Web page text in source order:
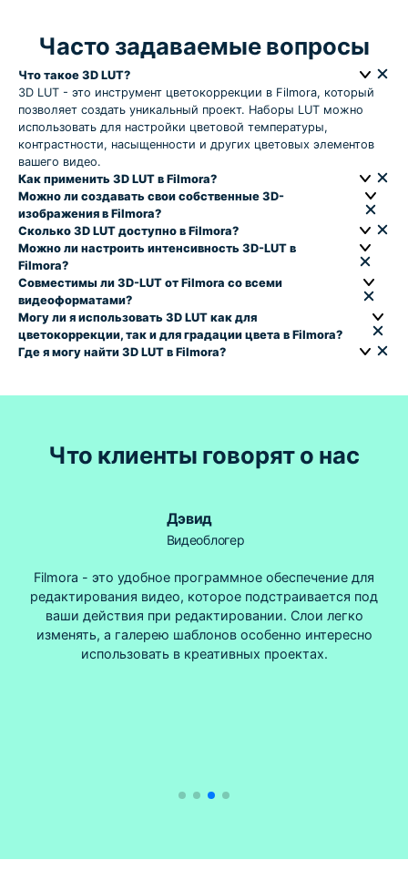
Часто задаваемые вопросы
Что такое 3D LUT?
3D LUT - это инструмент цветокоррекции в Filmora, который
позволяет создать уникальный проект. Наборы LUT можно
использовать для настройки цветовой температуры,
контрастности, насыщенности и других цветовых элементов
вашего видео.
Как применить 3D LUT в Filmora?
Можно ли создавать свои собственные 3D-
изображения в Filmora?
Сколько 3D LUT доступно в Filmora?
Можно ли настроить интенсивность 3D-LUT в
Filmora?
Совместимы ли 3D-LUT от Filmora со всеми
видеоформатами?
Могу ли я использовать 3D LUT как для
цветокоррекции, так и для градации цвета в Filmora?
Где я могу найти 3D LUT в Filmora?
Что клиенты говорят о нас
Дэвид
Видеоблогер
Filmora - это удобное программное обеспечение для
редактирования видео, которое подстраивается под
ваши действия при редактировании. Слои легко
изменять, а галерею шаблонов особенно интересно
использовать в креативных проектах.